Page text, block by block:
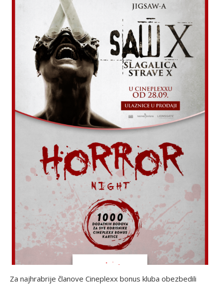
Za najhrabrije članove Cineplexx bonus kluba obezbedili